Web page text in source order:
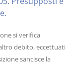
si verifica
debito, eccettuati
sancisce la